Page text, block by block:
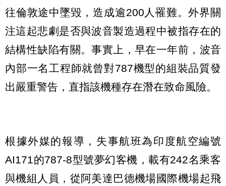
往倫敦途中墜毀，造成逾200人罹難。外界關
注這起悲劇是否與波音製造過程中被指存在的
結構性缺陷有關。事實上，早在一年前，波音
內部一名工程師就曾對787機型的組裝品質發
出嚴重警告，直指該機種存在潛在致命風險。
根據外媒的報導，失事航班為印度航空編號
AI171的787-8型號夢幻客機，載有242名乘客
與機組人員，從阿美達巴德機場國際機場起飛